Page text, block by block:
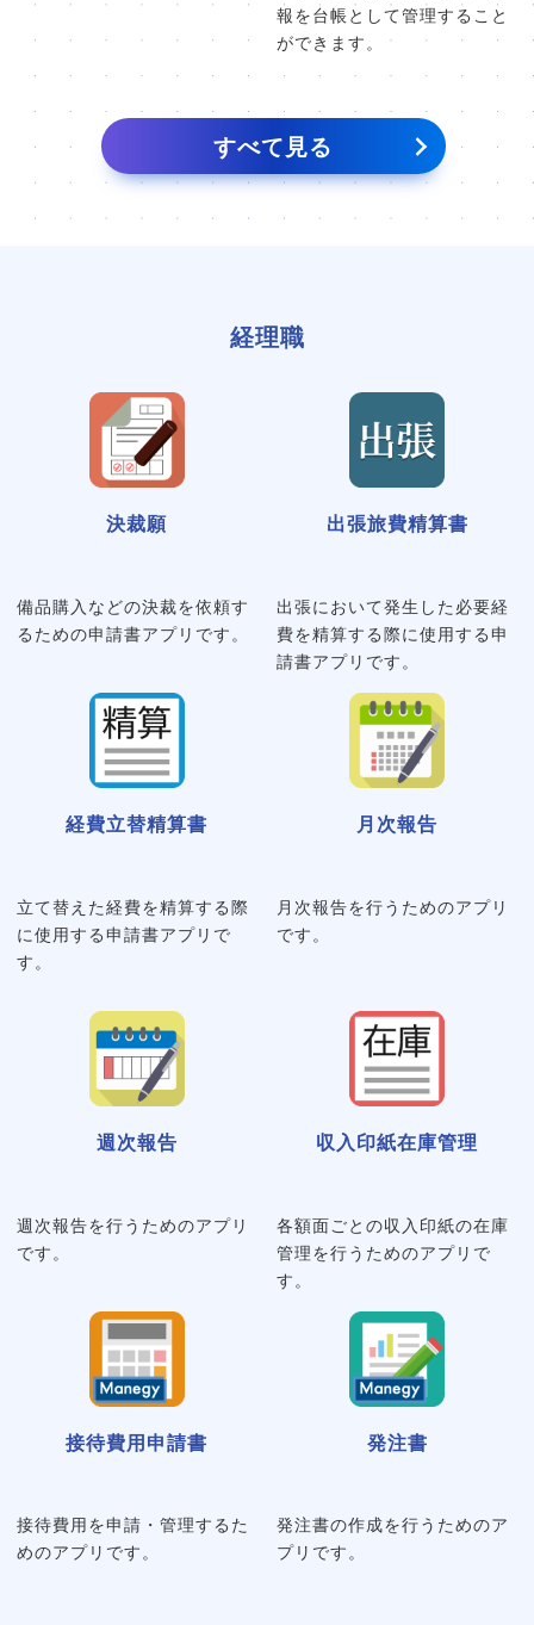
報を台帳として管理すること
ができます。
すべて見る
経理職
決裁願
備品購入などの決裁を依頼す
るための申請書アプリです。
出張旅費精算書
出張において発生した必要経
費を精算する際に使用する申
請書アプリです。
経費立替精算書
立て替えた経費を精算する際
に使用する申請書アプリで
す。
月次報告
月次報告を行うためのアプリ
です。
週次報告
週次報告を行うためのアプリ
です。
収入印紙在庫管理
各額面ごとの収入印紙の在庫
管理を行うためのアプリで
す。
接待費用申請書
接待費用を申請・管理するた
めのアプリです。
発注書
発注書の作成を行うためのア
プリです。